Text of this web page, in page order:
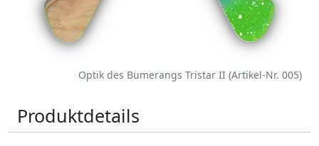
Optik des Bumerangs Tristar II (Artikel-Nr. 005)
Produktdetails